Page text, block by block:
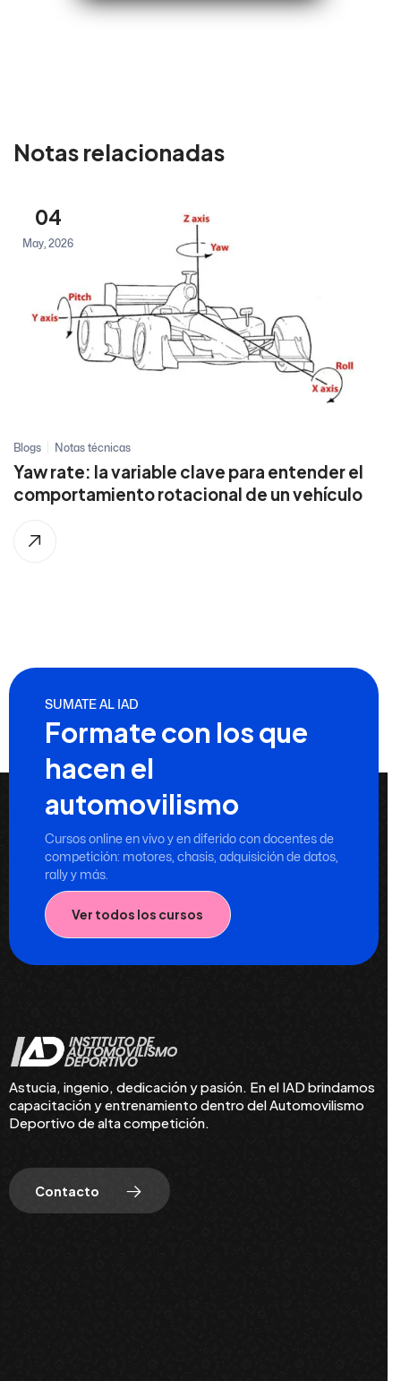
Notas relacionadas
04
May, 2026
Blogs Notas técnicas
Yaw rate: la variable clave para entender el
comportamiento rotacional de un vehículo
SUMATE AL IAD
Formate con los que
hacen el
automovilismo
Cursos online en vivo y en diferido con docentes de
competición: motores, chasis, adquisición de datos,
rally y más.
Ver todos los cursos
Astucia, ingenio, dedicación y pasión. En el IAD brindamos
capacitación y entrenamiento dentro del Automovilismo
Deportivo de alta competición.
Contacto